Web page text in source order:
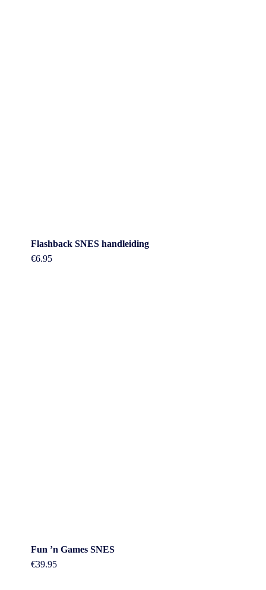
Flashback SNES handleiding
€6.95
Fun ’n Games SNES
€39.95